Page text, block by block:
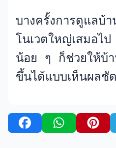
บางครั้งการดูแลบ้
โนเวตใหญ่เสมอไ
น้อย ๆ ก็ช่วยให้บ้า
ขึ้นได้แบบเห็นผลชั